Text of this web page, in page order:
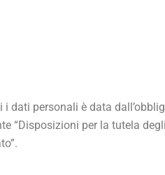
dati personali è data
“Disposizioni per la tutela